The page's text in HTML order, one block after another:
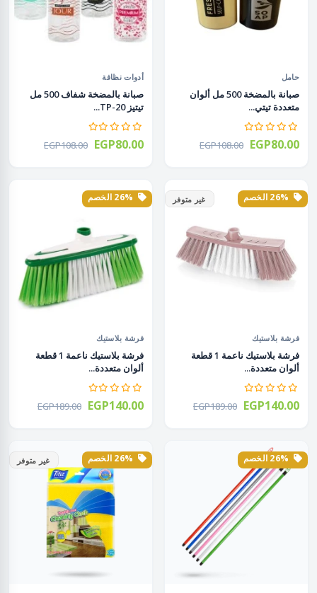
حامل
صبانة بالمضخة 500 مل ألوان
متعددة تيتي...
EGP108.00 EGP80.00
أدوات نظافة
صبانة بالمضخة شفاف 500 مل
تيتيز TP-20...
EGP108.00 EGP80.00
غير متوفر
فرشة بلاستيك
فرشة بلاستيك ناعمة 1 قطعة
ألوان متعددة...
EGP189.00 EGP140.00
فرشة بلاستيك
فرشة بلاستيك ناعمة 1 قطعة
ألوان متعددة...
EGP189.00 EGP140.00
غير متوفر